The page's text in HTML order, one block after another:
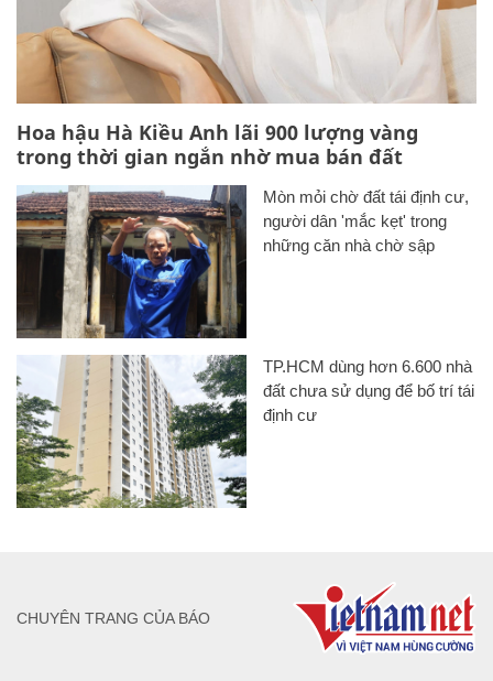
Hoa hậu Hà Kiều Anh lãi 900 lượng vàng
trong thời gian ngắn nhờ mua bán đất
Mòn mỏi chờ đất tái định cư,
người dân 'mắc kẹt' trong
những căn nhà chờ sập
TP.HCM dùng hơn 6.600 nhà
đất chưa sử dụng để bố trí tái
định cư
CHUYÊN TRANG CỦA BÁO